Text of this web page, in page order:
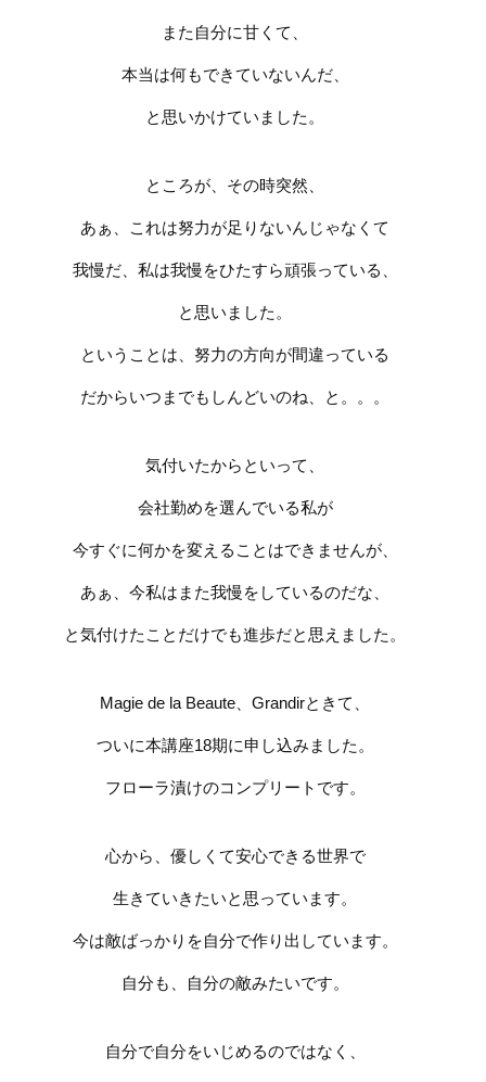
また自分に甘くて、
本当は何もできていないんだ、
と思いかけていました。
ところが、その時突然、
あぁ、これは努力が足りないんじゃなくて
我慢だ、 私は我慢をひたすら頑張っている、
と思いました。
ということは、努力の方向が間違っている
だからいつまでもしんどいのね、と。。。
気付いたからといって、
会社勤めを選んでいる私が
今すぐに何かを変えることはできませんが、
あぁ、今私はまた我慢をしているのだな、
と気付けたことだけでも進歩だと思えました。
Magie de la Beaute Grandirときて、
ついに本講座18期に申し込みました。
フローラ漬けのコンプリートです。
心から、優しくて安心できる世界で
生きていきたいと思っています。
今は敵ばっかりを自分で作り出しています。
自分も、自分の敵みたいです。
自分で自分をいじめるのではなく、